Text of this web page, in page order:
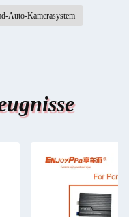
Auto-Kamerasystem